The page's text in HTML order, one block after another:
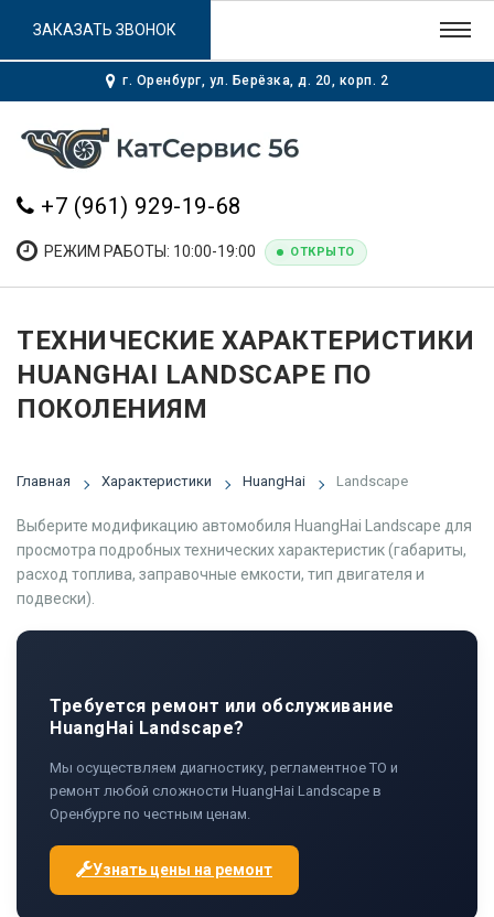
г. Оренбург, ул. Берёзка, д. 20, корп. 2
+7 (961) 929-19-68
РЕЖИМ РАБОТЫ: 10:00-19:00 ОТКРЫТО
ЗАКАЗАТЬ ЗВОНОК
ТЕХНИЧЕСКИЕ ХАРАКТЕРИСТИКИ
HUANGHAI LANDSCAPE ПО
ПОКОЛЕНИЯМ
Главная Характеристики HuangHai Landscape
Выберите модификацию автомобиля HuangHai Landscape для
просмотра подробных технических характеристик (габариты,
расход топлива, заправочные емкости, тип двигателя и
подвески).
Требуется ремонт или обслуживание
HuangHai Landscape?
Мы осуществляем диагностику, регламентное ТО и
ремонт любой сложности HuangHai Landscape в
Оренбурге по честным ценам.
Узнать цены на ремонт